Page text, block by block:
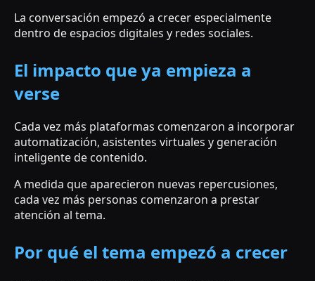
La conversación empezó a crecer especialmente
dentro de espacios digitales y redes sociales.
El impacto que ya empieza a
verse
Cada vez más plataformas comenzaron a incorporar
automatización, asistentes virtuales y generación
inteligente de contenido.
A medida que aparecieron nuevas repercusiones,
cada vez más personas comenzaron a prestar
atención al tema.
Por qué el tema empezó a crecer